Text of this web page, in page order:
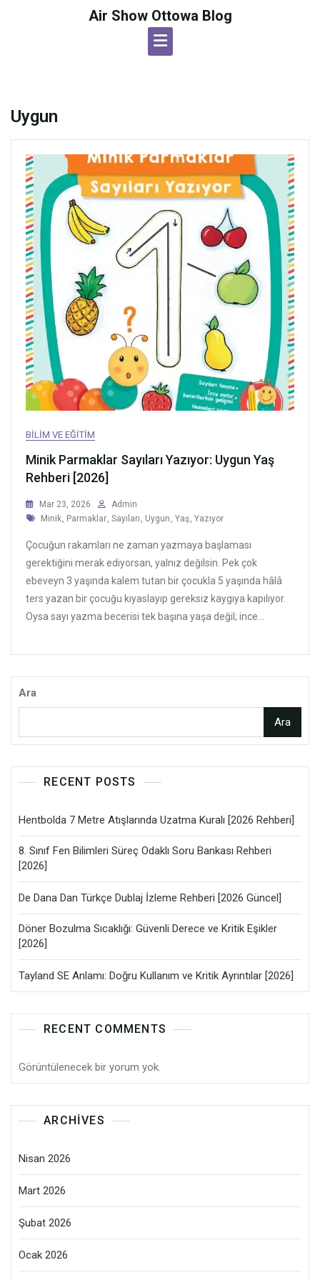
Air Show Ottowa Blog
Uygun
BILIM VE EĞITIM
Minik Parmaklar Sayıları Yazıyor: Uygun Yaş
Rehberi [2026]
Mar 23, 2026
Admin
Tags
Minik, Parmaklar, Sayıları , Uygun , Yaş, Yazıyor
Çocuğun rakamları ne zaman yazmaya başlaması
gerektiğini merak ediyorsan, yalnız değilsin. Pek çok
ebeveyn 3 yaşında kalem tutan bir çocukla 5 yaşında hâlâ
ters yazan bir çocuğu kıyaslayıp gereksiz kaygıya kapılıyor.
Oysa sayı yazma becerisi tek başına yaşa değil; ince...
Ara
Ara
RECENT POSTS
Hentbolda 7 Metre Atışlarında Uzatma Kuralı [2026 Rehberi]
8. Sınıf Fen Bilimleri Süreç Odaklı Soru Bankası Rehberi
[2026]
De Dana Dan Türkçe Dublaj İzleme Rehberi [2026 Güncel]
Döner Bozulma Sıcaklığı: Güvenli Derece ve Kritik Eşikler
[2026]
Tayland SE Anlamı: Doğru Kullanım ve Kritik Ayrıntılar [2026]
RECENT COMMENTS
Görüntülenecek bir yorum yok.
ARCHIVES
Nisan 2026
Mart 2026
Şubat 2026
Ocak 2026